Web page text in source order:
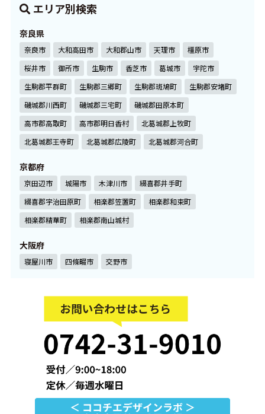
エリア別検索
奈良県
奈良市 大和高田市 大和郡山市 天理市
橿原市
桜井市
御所市 生駒市 香芝市 葛城市
宇陀市
生駒郡平群町
生駒郡三郷町 生駒郡斑鳩町
生駒郡安堵町
磯城郡川西町
磯城郡三宅町
磯城郡田原本町
高市郡高取町
高市郡明日香村
北葛城郡上牧町
北葛城郡王寺町
北葛城郡広陵町 北葛城郡河合町
京都府
京田辺市 城陽市 木津川市
綴喜郡井手町
綴喜郡宇治田原町
相楽郡笠置町
相楽郡和束町
相楽郡精華町
相楽郡南山城村
大阪府
寝屋川市 四條畷市 交野市